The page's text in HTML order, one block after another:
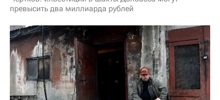
превысить два миллиарда рублей